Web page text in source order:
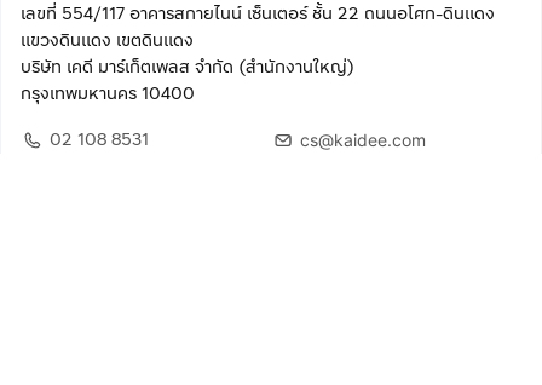
เลขที่ 554/117 อาคารสกายไนน์ เซ็นเตอร์ ชั้น 22 ถนนอโศก-ดินแดง
แขวงดินแดง เขตดินแดง
บริษัท เคดี มาร์เก็ตเพลส จำกัด (สำนักงานใหญ่)
กรุงเทพมหานคร 10400
02 108 8531
cs@kaidee.com